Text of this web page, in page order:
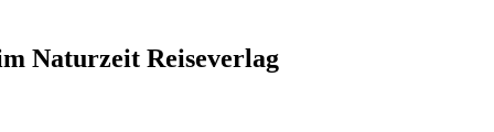
Naturzeit Reiseverlag